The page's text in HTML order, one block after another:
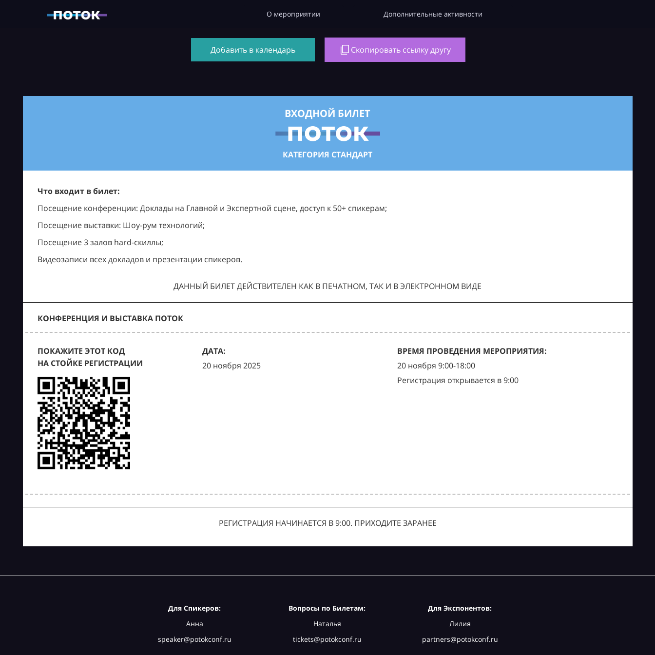
О мероприятии Дополнительные активности
Добавить в календарь Скопировать ссылку другу
ВХОДНОЙ БИЛЕТ
КАТЕГОРИЯ СТАНДАРТ
Что входит в билет:
Посещение конференции: Доклады на Главной и Экспертной сцене, доступ к 50+ спикерам;
Посещение выставки: Шоу-рум технологий;
Посещение 3 залов hard-скиллы;
Видеозаписи всех докладов и презентации спикеров.
ДАННЫЙ БИЛЕТ ДЕЙСТВИТЕЛЕН КАК В ПЕЧАТНОМ, ТАК И В ЭЛЕКТРОННОМ ВИДЕ
КОНФЕРЕНЦИЯ И ВЫСТАВКА ПОТОК
ПОКАЖИТЕ ЭТОТ КОД
НА СТОЙКЕ РЕГИСТРАЦИИ
ДАТА:
20 ноября 2025
ВРЕМЯ ПРОВЕДЕНИЯ МЕРОПРИЯТИЯ:
20 ноября 9:00-18:00
Регистрация открывается в 9:00
РЕГИСТРАЦИЯ НАЧИНАЕТСЯ В 9:00. ПРИХОДИТЕ ЗАРАНЕЕ
Для Спикеров:
Анна
speaker@potokconf.ru
Вопросы по Билетам:
Наталья
tickets@potokconf.ru
Для Экспонентов:
Лилия
partners@potokconf.ru